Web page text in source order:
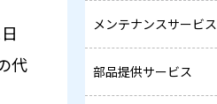
代
メンテナンスサービス
部品提供サービス